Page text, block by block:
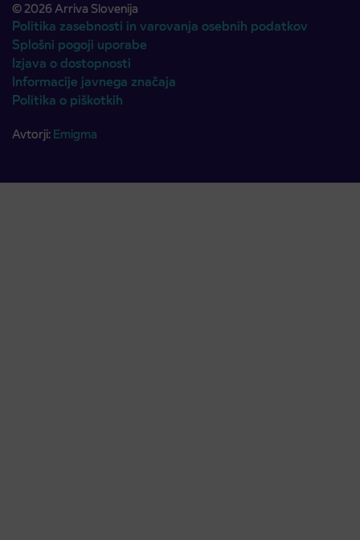
© 2026 Arriva Slovenija
Politika zasebnosti in varovanja osebnih podatkov
Splošni pogoji uporabe
Izjava o dostopnosti
Informacije javnega značaja
Politika o piškotkih
Avtorji: Emigma